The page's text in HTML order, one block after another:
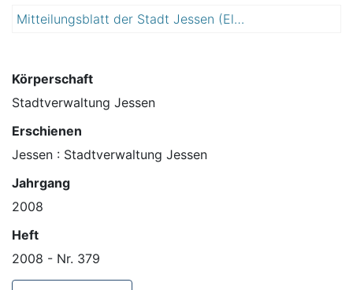
Mitteilungsblatt der Stadt Jessen (Elster)
Körperschaft
Stadtverwaltung Jessen
Erschienen
Jessen : Stadtverwaltung Jessen
Jahrgang
2008
Heft
2008 - Nr. 379